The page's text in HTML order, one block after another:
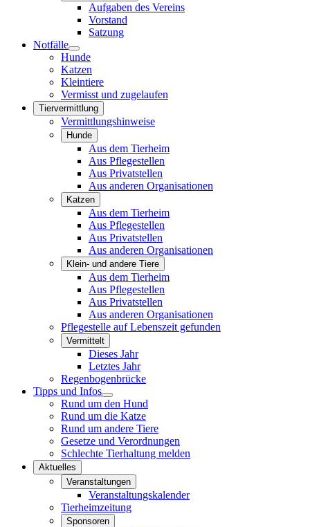
Aufgaben des Vereins
Vorstand
Satzung
Notfälle
Hunde
Katzen
Kleintiere
Vermisst und zugelaufen
Tiervermittlung
Vermittlungshinweise
Hunde
Aus dem Tierheim
Aus Pflegestellen
Aus Privatstellen
Aus anderen Organisationen
Katzen
Aus dem Tierheim
Aus Pflegestellen
Aus Privatstellen
Aus anderen Organisationen
Klein- und andere Tiere
Aus dem Tierheim
Aus Pflegestellen
Aus Privatstellen
Aus anderen Organisationen
Pflegestelle auf Lebenszeit gefunden
Vermittelt
Dieses Jahr
Letztes Jahr
Regenbogenbrücke
Tipps und Infos
Rund um den Hund
Rund um die Katze
Rund um andere Tiere
Gesetze und Verordnungen
Schlechte Tierhaltung melden
Aktuelles
Veranstaltungen
Veranstaltungskalender
Tierheimzeitung
Sponsoren